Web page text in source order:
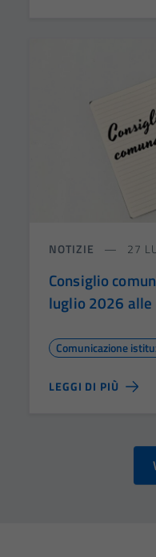
NOTIZIE 27
Consiglio
luglio 2026
Comunicazione
LEGGI DI PIÙ